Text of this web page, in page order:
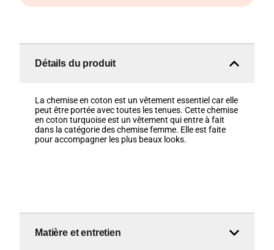
Détails du produit
La chemise en coton est un vêtement essentiel car elle
peut être portée avec toutes les tenues. Cette chemise
en coton turquoise est un vêtement qui entre à fait
dans la catégorie des chemise femme. Elle est faite
pour accompagner les plus beaux looks.
Matière et entretien